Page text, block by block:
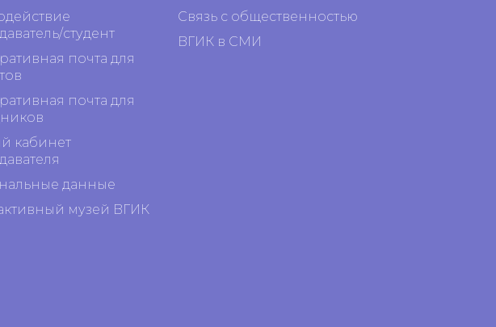
студент
почта для
почта для
кабинет
данные
музей ВГИК
Связь с общественностью
ВГИК в СМИ